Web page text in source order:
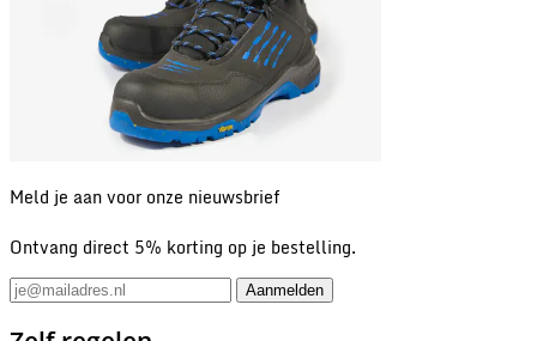
Meld je aan voor onze nieuwsbrief
Ontvang direct 5% korting op je bestelling.